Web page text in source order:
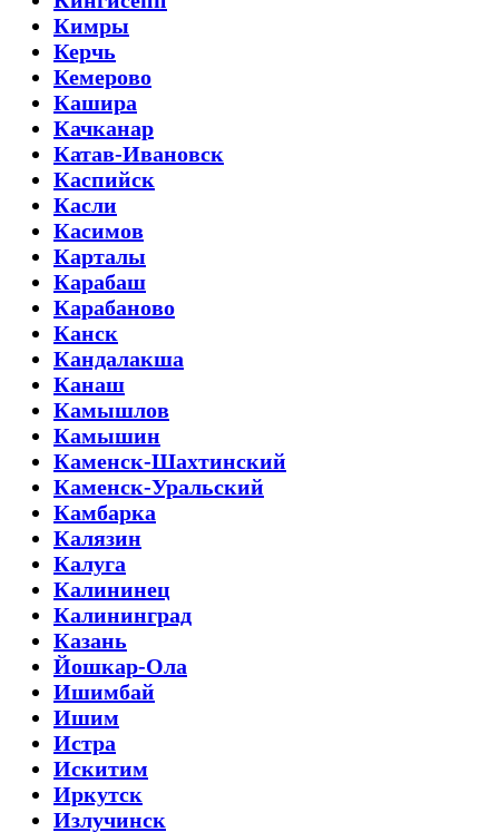
Кимры
Керчь
Кемерово
Кашира
Качканар
Катав-Ивановск
Каспийск
Касли
Касимов
Карталы
Карабаш
Карабаново
Канск
Кандалакша
Канаш
Камышлов
Камышин
Каменск-Шахтинский
Каменск-Уральский
Камбарка
Калязин
Калуга
Калининец
Калининград
Казань
Йошкар-Ола
Ишимбай
Ишим
Истра
Искитим
Иркутск
Излучинск